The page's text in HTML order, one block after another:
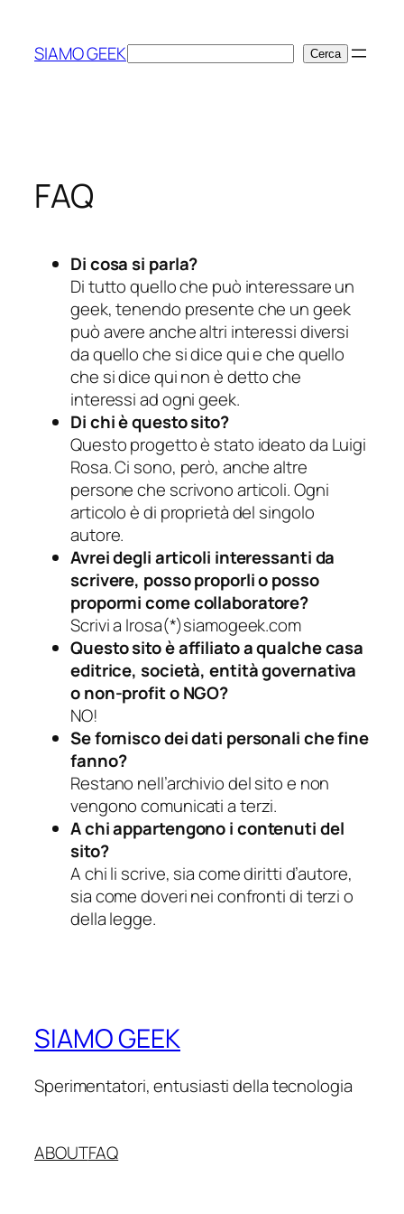
contenuto
SIAMO GEEKCerca Cerca
FAQ
Di cosa si parla?
Di tutto quello che può interessare un
geek, tenendo presente che un geek
può avere anche altri interessi diversi
da quello che si dice qui e che quello
che si dice qui non è detto che
interessi ad ogni geek.
Di chi è questo sito?
Questo progetto è stato ideato da Luigi
Rosa. Ci sono, però, anche altre
persone che scrivono articoli. Ogni
articolo è di proprietà del singolo
autore.
Avrei degli articoli interessanti da
scrivere, posso proporli o posso
propormi come collaboratore?
Scrivi a lrosa(*)siamogeek.com
Questo sito è affiliato a qualche casa
editrice, società, entità governativa
o non-profit o NGO?
NO!
Se fornisco dei dati personali che fine
fanno?
Restano nell’archivio del sito e non
vengono comunicati a terzi.
A chi appartengono i contenuti del
sito?
A chi li scrive, sia come diritti d’autore,
sia come doveri nei confronti di terzi o
della legge.
SIAMO GEEK
Sperimentatori, entusiasti della tecnologia
ABOUTFAQ